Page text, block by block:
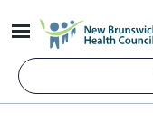
au
contenu
principal